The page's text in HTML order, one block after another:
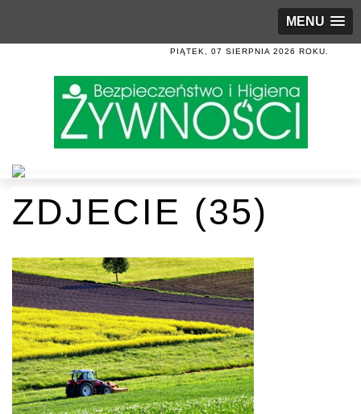
MENU
PIĄTEK, 07 SIERPNIA 2026 ROKU.
ZDJECIE (35)